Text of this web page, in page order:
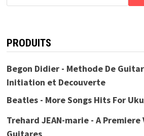
PRODUITS
Begon Didier - Methode De
Initiation et Decouverte
Beatles - More Songs Hits For
Trehard JEAN-marie - A Premiere
Guitares